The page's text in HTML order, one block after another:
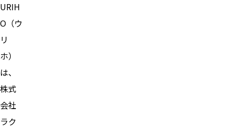
URIH
O（ウ
リ
ホ）
は、
株式
会社
ラク